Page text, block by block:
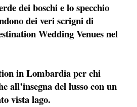
dei boschi e lo specchio
dei veri scrigni di
Wedding Venues nel
in Lombardia per chi
all’insegna del lusso con un
vista lago.